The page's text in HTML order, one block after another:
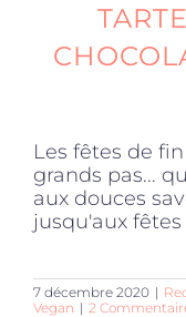
Les fêtes de
grands pas...
aux douces
jusqu'aux fêtes
7 décembre 2020 |
Vegan | 2